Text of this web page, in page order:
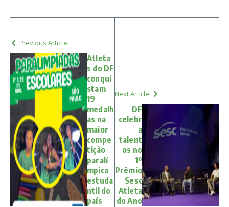
Previous Article
Atleta
s do DF
conqui
stam
19
medalh
as na
maior
compe
tição
paralí
mpica
estuda
ntil do
país
Next Article
DF
celebr
a
talent
os no
1º
Prêmio
Sesc
Atleta
do Ano